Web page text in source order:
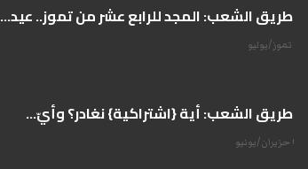
على طريق الشعب: المجد للرابع عشر من تموز.. عيد...
على طريق الشعب: أية {اشتراكية} نغادر؟ وأيّ...
07 حزيران/يونيو